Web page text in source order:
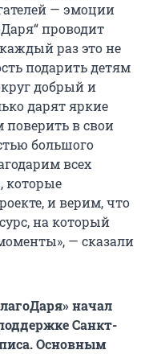
— эмоции
проводит
раз это не
подарить детям
добрый и
дарят яркие
в свои
большого
всех
которые
и верим, что
на который
— сказали
начал
Санкт-
Основным